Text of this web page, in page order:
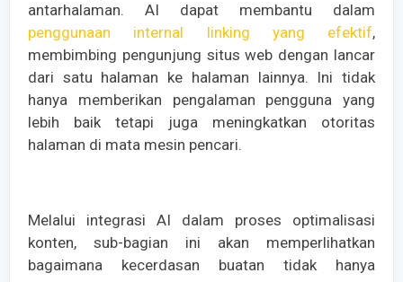
antarhalaman. AI dapat membantu dalam
penggunaan internal linking yang efektif,
membimbing pengunjung situs web dengan lancar
dari satu halaman ke halaman lainnya. Ini tidak
hanya memberikan pengalaman pengguna yang
lebih baik tetapi juga meningkatkan otoritas
halaman di mata mesin pencari.
Melalui integrasi AI dalam proses optimalisasi
konten, sub-bagian ini akan memperlihatkan
bagaimana kecerdasan buatan tidak hanya